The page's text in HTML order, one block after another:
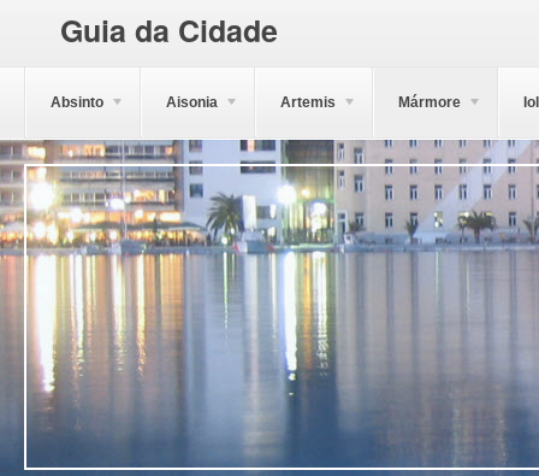
Guia da Cidade
Absinto Aisonia Artemis Mármore